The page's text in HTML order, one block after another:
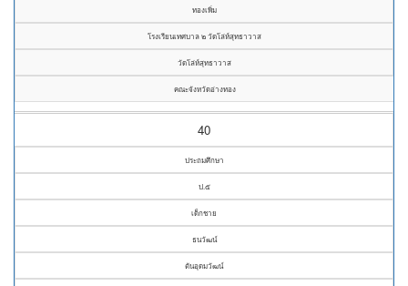
ทองเพิ่ม
โรงเรียนเทศบาล ๒ วัดโล่ห์สุทธาวาส
วัดโล่ห์สุทธาวาส
คณะจังหวัดอ่างทอง
40
ประถมศึกษา
ป.๕
เด็กชาย
ธนวัฒน์
ตันอุดมวัฒน์